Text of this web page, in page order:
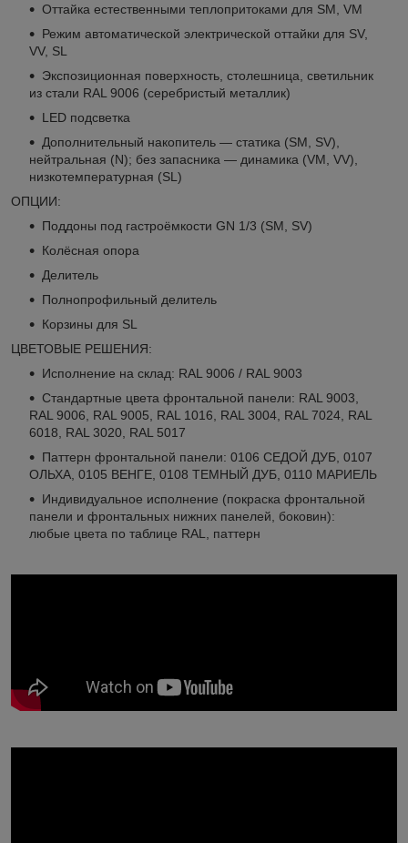
Оттайка естественными теплопритоками для SM, VM
Режим автоматической электрической оттайки для SV,
VV, SL
Экспозиционная поверхность, столешница, светильник
из стали RAL 9006 (серебристый металлик)
LED подсветка
Дополнительный накопитель — статика (SM, SV),
нейтральная (N); без запасника — динамика (VM, VV),
низкотемпературная (SL)
ОПЦИИ:
Поддоны под гастроёмкости GN 1/3 (SM, SV)
Колёсная опора
Делитель
Полнопрофильный делитель
Корзины для SL
ЦВЕТОВЫЕ РЕШЕНИЯ:
Исполнение на склад: RAL 9006 / RAL 9003
Стандартные цвета фронтальной панели: RAL 9003,
RAL 9006, RAL 9005, RAL 1016, RAL 3004, RAL 7024, RAL
6018, RAL 3020, RAL 5017
Паттерн фронтальной панели: 0106 СЕДОЙ ДУБ, 0107
ОЛЬХА, 0105 ВЕНГЕ, 0108 ТЕМНЫЙ ДУБ, 0110 МАРИЕЛЬ
Индивидуальное исполнение (покраска фронтальной
панели и фронтальных нижних панелей, боковин):
любые цвета по таблице RAL, паттерн